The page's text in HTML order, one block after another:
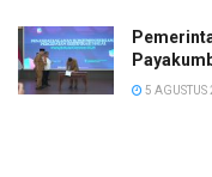
5 AGUSTUS